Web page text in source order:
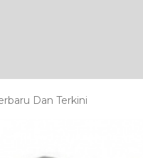
Dan Terkini